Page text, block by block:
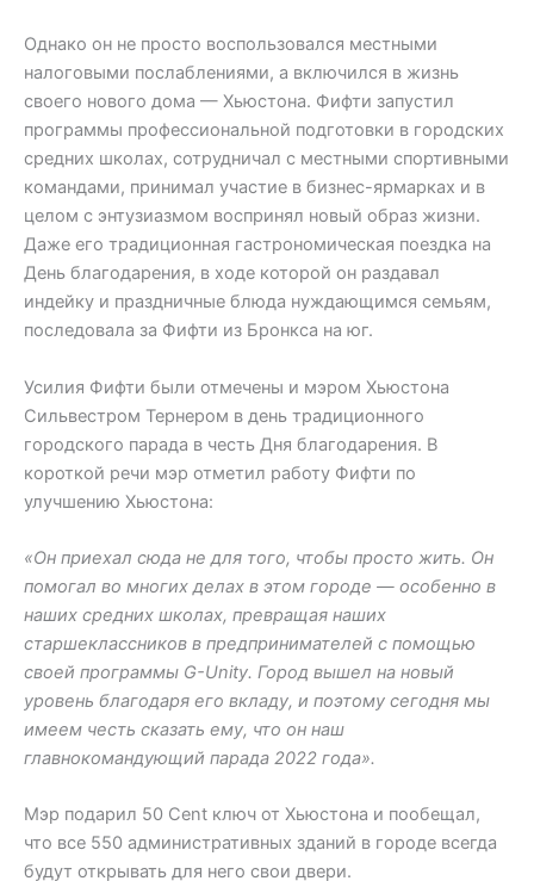
Однако он не просто воспользовался местными
налоговыми послаблениями, а включился в жизнь
своего нового дома — Хьюстона. Фифти запустил
программы профессиональной подготовки в городских
средних школах, сотрудничал с местными спортивными
командами, принимал участие в бизнес-ярмарках и в
целом с энтузиазмом воспринял новый образ жизни.
Даже его традиционная гастрономическая поездка на
День благодарения, в ходе которой он раздавал
индейку и праздничные блюда нуждающимся семьям,
последовала за Фифти из Бронкса на юг.
Усилия Фифти были отмечены и мэром Хьюстона
Сильвестром Тернером в день традиционного
городского парада в честь Дня благодарения. В
короткой речи мэр отметил работу Фифти по
улучшению Хьюстона:
«Он приехал сюда не для того, чтобы просто жить. Он
помогал во многих делах в этом городе — особенно в
наших средних школах, превращая наших
старшеклассников в предпринимателей с помощью
своей программы G-Unity. Город вышел на новый
уровень благодаря его вкладу, и поэтому сегодня мы
имеем честь сказать ему, что он наш
главнокомандующий парада 2022 года».
Мэр подарил 50 Cent ключ от Хьюстона и пообещал,
что все 550 административных зданий в городе всегда
будут открывать для него свои двери.